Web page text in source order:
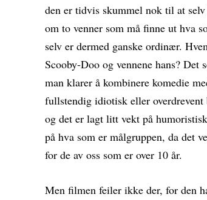
den er tidvis skummel nok til at
om to venner som må finne ut hva
selv er dermed ganske ordinær.
Scooby-Doo og vennene hans?
man klarer å kombinere komedie
fullstendig idiotisk eller overdrevent
og det er lagt litt vekt på
på hva som er målgruppen, da det
for de av oss som er over 10 år.
Men filmen feiler ikke der, for den